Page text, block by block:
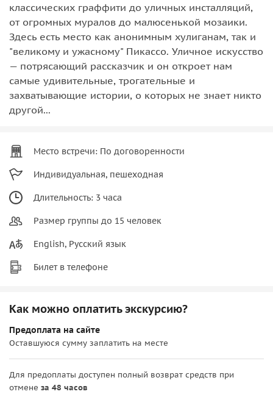
классических граффити до уличных инсталляций,
от огромных муралов до малюсенькой мозаики.
Здесь есть место как анонимным хулиганам, так и
"великому и ужасному" Пикассо. Уличное искусство
— потрясающий рассказчик и он откроет нам
самые удивительные, трогательные и
захватывающие истории, о которых не знает никто
другой...
Место встречи: По договоренности
Индивидуальная, пешеходная
Длительность: 3 часа
Размер группы до 15 человек
English, Русский язык
Билет в телефоне
Как можно оплатить экскурсию?
Предоплата на сайте
Оставшуюся сумму заплатить на месте
Для предоплаты доступен полный возврат средств при
отмене за 48 часов